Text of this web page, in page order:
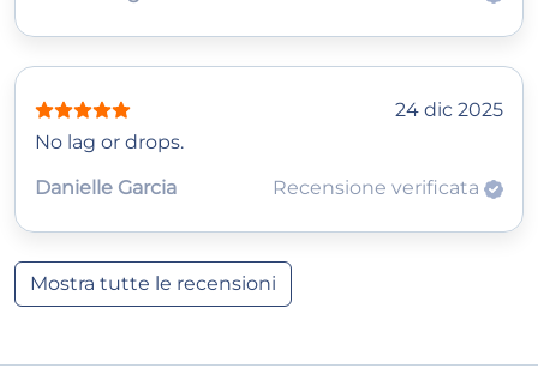
24 dic 2025
No lag or drops.
Danielle Garcia
Recensione verificata
Mostra tutte le recensioni